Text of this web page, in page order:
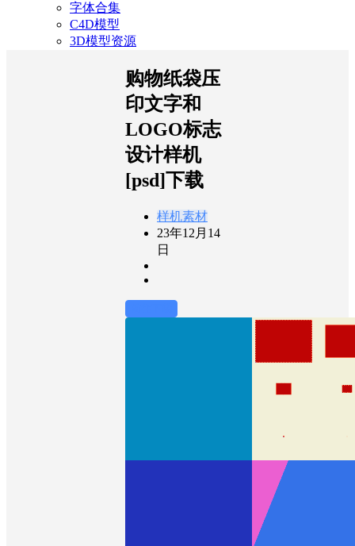
字体合集
C4D模型
3D模型资源
购物纸袋压
印文字和
LOGO标志
设计样机
[psd]下载
样机素材
23年12月14
日